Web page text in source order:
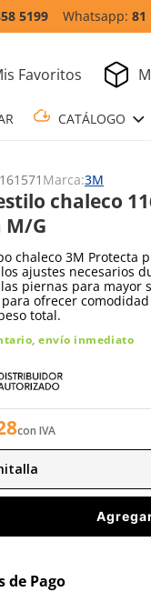
5199 81
Favoritos
Marca:3M
chaleco
M/G
chaleco 3M Protecta
ajustes necesarios
piernas para mayor
ofrecer
total.
envío inmediato
con IVA
de Pago